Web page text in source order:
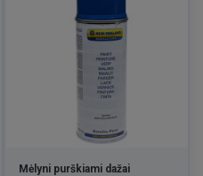
Mėlyni purškiami dažai